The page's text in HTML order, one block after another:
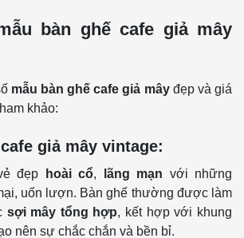
bàn ghế cafe giả mây
mẫu bàn ghế cafe giả mâyđẹp và giá
khảo:
giả mây vintage:
đẹp hoài cổ, lãng mạn với những
uốn lượn. Bàn ghế thường được làm
sợi mây tổng hợp, kết hợp với khung
nên sự chắc chắn và bền bỉ.